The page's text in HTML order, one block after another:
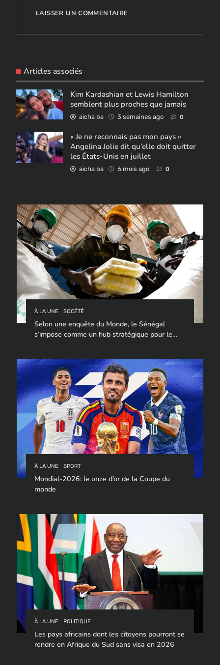
Articles associés
Kim Kardashian et Lewis Hamilton
semblent plus proches que jamais
aicha ba 3 semaines ago 0
« Je ne reconnais pas mon pays »
Angelina Jolie dit qu’elle doit quitter
les États-Unis en juillet
aicha ba 6 mois ago 0
À LA UNE SOCÉTÉ
Selon une enquête du Monde, le Sénégal
s’impose comme un hub stratégique pour le
À LA UNE SPORT
Mondial-2026: le onze d’or de la Coupe du
monde
À LA UNE POLITIQUE
Les pays africains dont les citoyens pourront se
rendre en Afrique du Sud sans visa en 2026